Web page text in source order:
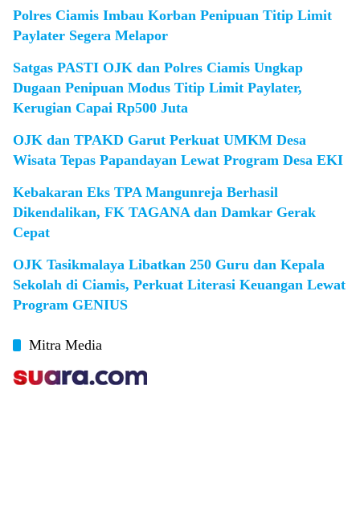
Polres Ciamis Imbau Korban Penipuan Titip Limit
Paylater Segera Melapor
Satgas PASTI OJK dan Polres Ciamis Ungkap
Dugaan Penipuan Modus Titip Limit Paylater,
Kerugian Capai Rp500 Juta
OJK dan TPAKD Garut Perkuat UMKM Desa
Wisata Tepas Papandayan Lewat Program Desa EKI
Kebakaran Eks TPA Mangunreja Berhasil
Dikendalikan, FK TAGANA dan Damkar Gerak
Cepat
OJK Tasikmalaya Libatkan 250 Guru dan Kepala
Sekolah di Ciamis, Perkuat Literasi Keuangan Lewat
Program GENIUS
Mitra Media